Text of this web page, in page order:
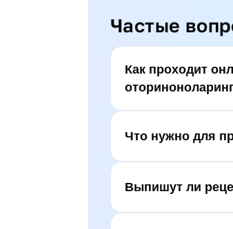
Частые
Как проходит
Что нужно для
Выпишут ли